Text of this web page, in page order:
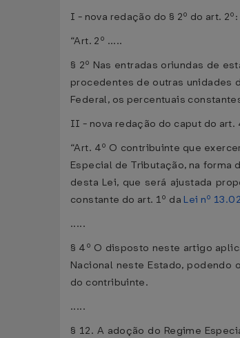
I - nova redação do § 2º do art. 2º:
“Art. 2º .....
§ 2º Nas entradas oriundas de
procedentes de outras unidades
Federal, os percentuais
II - nova redação do caput do art.
“Art. 4º O contribuinte que
Especial de Tributação, na forma
desta Lei, que será ajustada
constante do art. 1º da Lei nº
.....
§ 4º O disposto neste artigo
Nacional neste Estado, podendo
do contribuinte.
.....
§ 12. A adoção do Regime